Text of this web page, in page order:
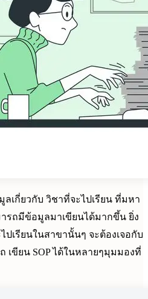
เกี่ยวกับ วิชาที่จะไปเรียน ที่มหา
รถมีข้อมูลมาเขียนได้มากขึ้น ยิ่ง
ไปเรียนในสาขานั้นๆ จะต้องเจอกับ
เขียน SOP ได้ในหลายๆมุมมองที่